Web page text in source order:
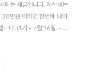
되는 세금입니다. 재산세는
20만원 이하면 한번에 내야
니다. (1기 - 7월 16일 ~ 7
과세대상5가지 재산세부